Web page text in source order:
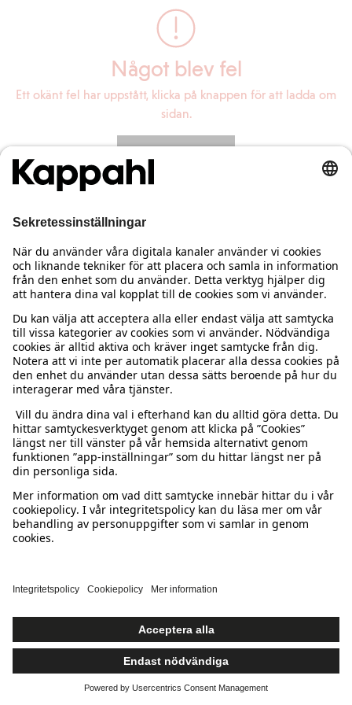
Något blev fel
Ett okänt fel har uppstått, klicka på knappen för att ladda om
sidan.